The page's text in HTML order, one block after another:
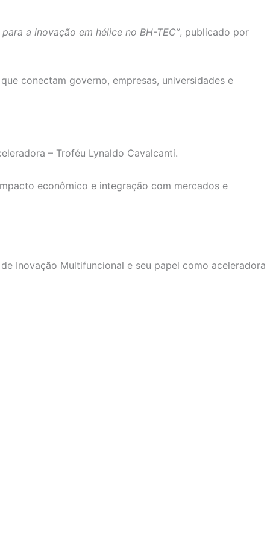
a inovação em hélice no BH-TEC”, publicado por
conectam governo, empresas, universidades e
– Troféu Lynaldo Cavalcanti.
econômico e integração com mercados e
Inovação Multifuncional e seu papel como aceleradora